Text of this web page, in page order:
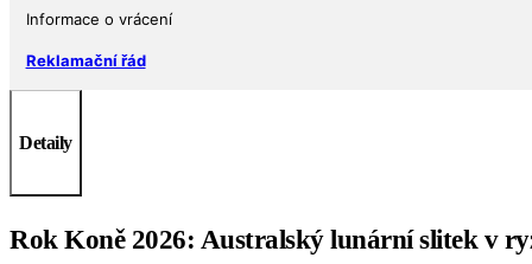
Mint
Uncirculated
Informace o vrácení
Reklamační řád
Detaily
Rok Koně 2026: Australský lunární slitek v